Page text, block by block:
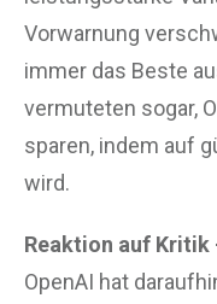
Vorwarnung
immer das Beste
vermuteten sogar,
sparen, indem auf
wird.
Reaktion auf Kritik
OpenAI hat